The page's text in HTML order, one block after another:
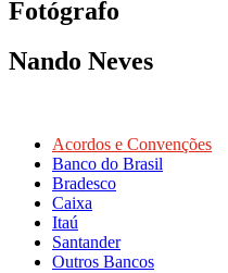
Fotógrafo
Nando Neves
Acordos e Convenções
Banco do Brasil
Bradesco
Caixa
Itaú
Santander
Outros Bancos